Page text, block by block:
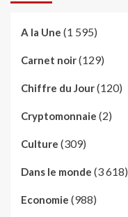
A la Une (1 595)
Carnet noir(129)
Chiffre du Jour(120)
Cryptomonnaie (2)
Culture (309)
Dans le monde (3 618)
Economie (988)